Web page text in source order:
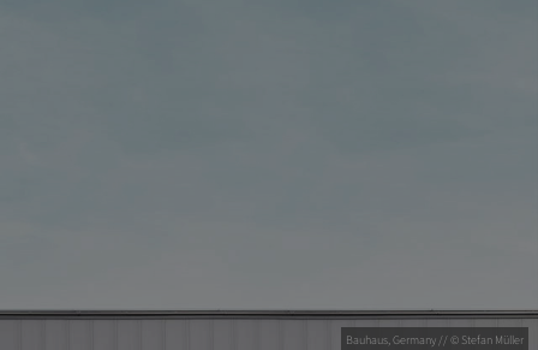
Bauhaus, Germany // © Stefan Müller